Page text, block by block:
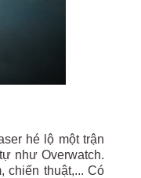
hé lộ một trận
như Overwatch.
chiến thuật,... Có